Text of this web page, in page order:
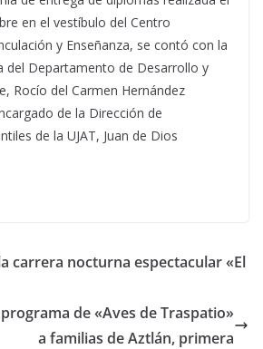
en el vestíbulo del Centro
y Enseñanza, se contó con la
del Departamento de Desarrollo y
Rocío del Carmen Hernández
de la Dirección de
de la UJAT, Juan de Dios
carrera nocturna espectacular «El
de «Aves de Traspatio»
a familias de Aztlán, primera